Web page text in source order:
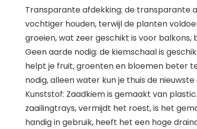
Transparante afdekking: de transparante
vochtiger houden, terwijl de planten
groeien, wat zeer geschikt is voor balkons,
Geen aarde nodig: de kiemschaal is
helpt je fruit, groenten en bloemen beter
nodig, alleen water kun je thuis de
Kunststof: Zaadkiem is gemaakt van
zaailingtrays, vermijdt het roest, is het
handig in gebruik, heeft het een hoge